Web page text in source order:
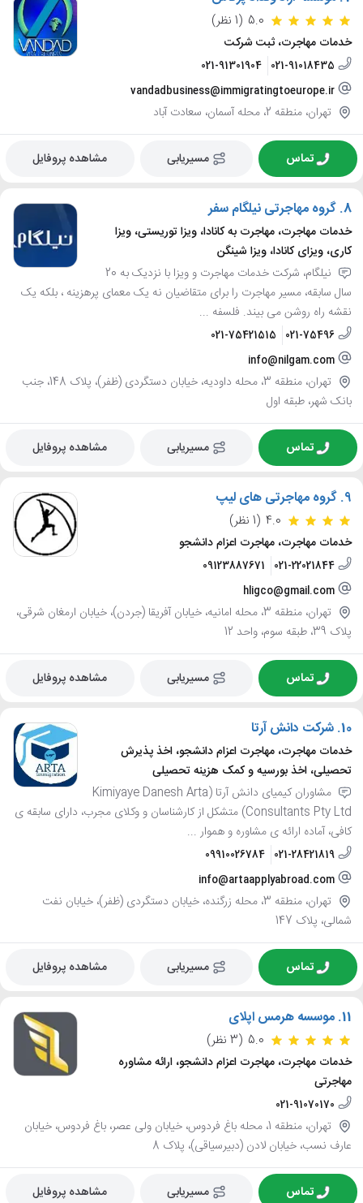
5.0 (1 نظر)
خدمات مهاجرت، ثبت شرکت
021-91018435
021-91301904
vandadbusiness@immigratingtoeurope.ir
تهران، منطقه 2، محله آسمان، سعادت آباد
تماس مسیریابی مشاهده پروفایل
8. گروه مهاجرتی نیلگام سفر
خدمات مهاجرت، مهاجرت به کانادا، ویزا توریستی، ویزا
کاری، ویزای کانادا، ویزا شینگن
نیلگام، شرکت خدمات مهاجرت و ویزا با نزدیک به 20
سال سابقه، مسیر مهاجرت را برای متقاضیان نه یک معمای پرهزینه ، بلکه یک
نقشه راه روشن می بیند. فلسفه ...
021-75496
021-75421515
info@nilgam.com
تهران، منطقه 3، محله داودیه، خیابان دستگردی (ظفر)، پلاک 148، جنب
بانک شهر، طبقه اول
تماس مسیریابی مشاهده پروفایل
9. گروه مهاجرتی های لیپ
4.0 (1 نظر)
خدمات مهاجرت، مهاجرت اعزام دانشجو
021-22021844
09123887671
hligco@gmail.com
تهران، منطقه 3، محله امانیه، خیابان آفریقا (جردن)، خیابان ارمغان شرقی،
پلاک 39، طبقه سوم، واحد 12
تماس مسیریابی مشاهده پروفایل
10. شرکت دانش آرتا
خدمات مهاجرت، مهاجرت اعزام دانشجو، اخذ پذیرش
تحصیلی، اخذ بورسیه و کمک هزینه تحصیلی
مشاوران کیمیای دانش آرتا (Kimiyaye Danesh Arta
Consultants Pty Ltd) متشکل از کارشناسان و وکلای مجرب، دارای سابقه ی
کافی، آماده ارائه ی مشاوره و هموار ...
021-28421819
09910026784
info@artaapplyabroad.com
تهران، منطقه 3، محله زرگنده، خیابان دستگردی (ظفر)، خیابان نفت
شمالی، پلاک 147
تماس مسیریابی مشاهده پروفایل
11. موسسه هرمس اپلای
5.0 (3 نظر)
خدمات مهاجرت، مهاجرت اعزام دانشجو، ارائه مشاوره
مهاجرتی
021-91070170
تهران، منطقه 1، محله باغ فردوس، خیابان ولی عصر، باغ فردوس، خیابان
عارف نسب، خیابان لادن (دبیرسیاقی)، پلاک 8
تماس مسیریابی مشاهده پروفایل